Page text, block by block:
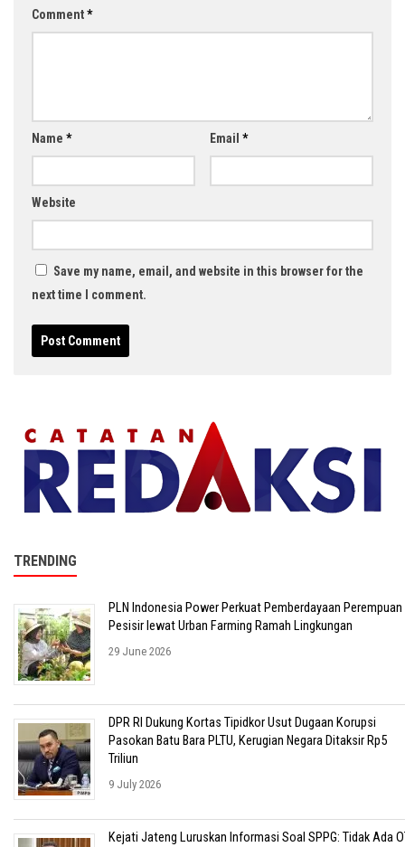
Comment*
Name * Email *
Website
Save my name, email, and website in this browser for the
next time I comment.
TRENDING
PLN Indonesia Power Perkuat Pemberdayaan Perempuan
Pesisir lewat Urban Farming Ramah Lingkungan
29 June 2026
DPR RI Dukung Kortas Tipidkor Usut Dugaan Korupsi
Pasokan Batu Bara PLTU, Kerugian Negara Ditaksir Rp5
Triliun
9 July 2026
Kejati Jateng Luruskan Informasi Soal SPPG: Tidak Ada